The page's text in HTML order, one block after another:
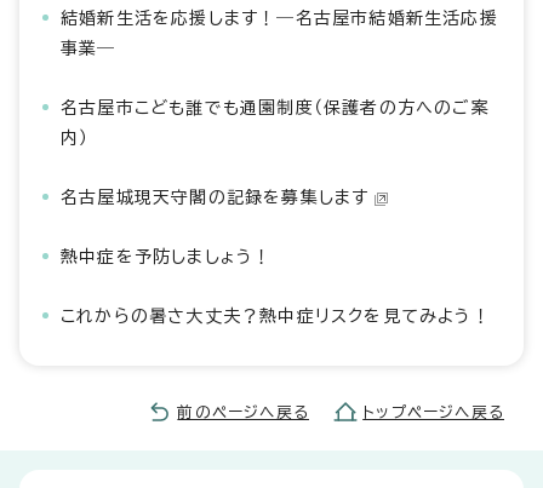
結婚新生活を応援します！―名古屋市結婚新生活応援
事業―
名古屋市こども誰でも通園制度（保護者の方へのご案
内）
名古屋城現天守閣の記録を募集します
熱中症を予防しましょう！
これからの暑さ大丈夫？熱中症リスクを見てみよう！
前のページへ戻る トップページへ戻る